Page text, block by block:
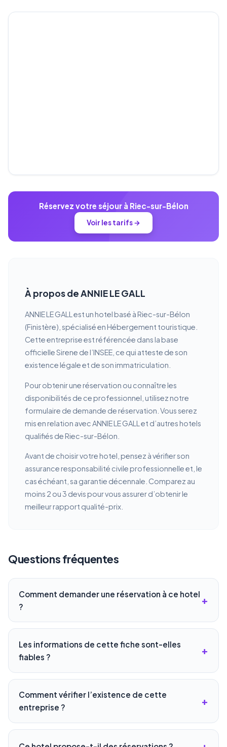
Réservez votre séjour à Riec-sur-Bélon
Voir les tarifs →
À propos de ANNIE LE GALL
ANNIE LE GALL est un hotel basé à Riec-sur-Bélon
(Finistère), spécialisé en Hébergement touristique.
Cette entreprise est référencée dans la base
officielle Sirene de l’INSEE, ce qui atteste de son
existence légale et de son immatriculation.
Pour obtenir une réservation ou connaître les
disponibilités de ce professionnel, utilisez notre
formulaire de demande de réservation. Vous serez
mis en relation avec ANNIE LE GALL et d’autres hotels
qualifiés de Riec-sur-Bélon.
Avant de choisir votre hotel, pensez à vérifier son
assurance responsabilité civile professionnelle et, le
cas échéant, sa garantie décennale. Comparez au
moins 2 ou 3 devis pour vous assurer d’obtenir le
meilleur rapport qualité-prix.
Questions fréquentes
Comment demander une réservation à ce hotel
?
Les informations de cette fiche sont-elles
fiables ?
Comment vérifier l’existence de cette
entreprise ?